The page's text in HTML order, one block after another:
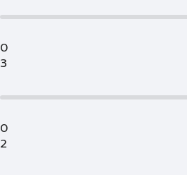
0
3
0
2